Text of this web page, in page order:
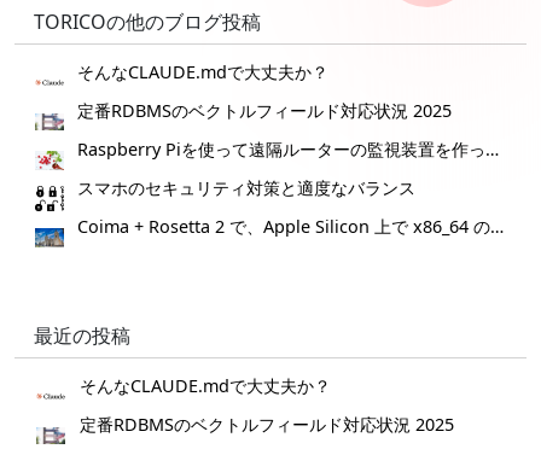
TORICOの他のブログ投稿
そんなCLAUDE.mdで大丈夫か？
定番RDBMSのベクトルフィールド対応状況 2025
Raspberry Piを使って遠隔ルーターの監視装置を作ってみた。
スマホのセキュリティ対策と適度なバランス
Coima + Rosetta 2 で、Apple Silicon 上で x86_64 の Docker イメージをビルドする (Docker desktop やめる)
最近の投稿
そんなCLAUDE.mdで大丈夫か？
定番RDBMSのベクトルフィールド対応状況 2025